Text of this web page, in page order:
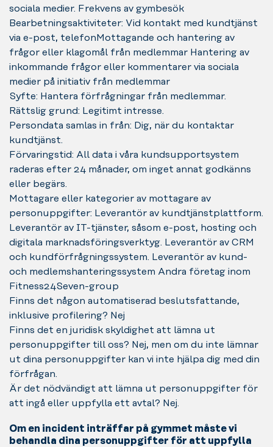
sociala medier. Frekvens av gymbesök
Bearbetningsaktiviteter: Vid kontakt med kundtjänst
via e-post, telefonMottagande och hantering av
frågor eller klagomål från medlemmar Hantering av
inkommande frågor eller kommentarer via sociala
medier på initiativ från medlemmar
Syfte: Hantera förfrågningar från medlemmar.
Rättslig grund: Legitimt intresse.
Persondata samlas in från: Dig, när du kontaktar
kundtjänst.
Förvaringstid: All data i våra kundsupportsystem
raderas efter 24 månader, om inget annat godkänns
eller begärs.
Mottagare eller kategorier av mottagare av
personuppgifter: Leverantör av kundtjänstplattform.
Leverantör av IT-tjänster, såsom e-post, hosting och
digitala marknadsföringsverktyg. Leverantör av CRM
och kundförfrågningssystem. Leverantör av kund-
och medlemshanteringssystem Andra företag inom
Fitness24Seven-group
Finns det någon automatiserad beslutsfattande,
inklusive profilering? Nej
Finns det en juridisk skyldighet att lämna ut
personuppgifter till oss? Nej, men om du inte lämnar
ut dina personuppgifter kan vi inte hjälpa dig med din
förfrågan.
Är det nödvändigt att lämna ut personuppgifter för
att ingå eller uppfylla ett avtal? Nej.
Om en incident inträffar på gymmet måste vi
behandla dina personuppgifter för att uppfylla